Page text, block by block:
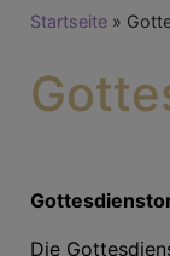
Startseite
Die